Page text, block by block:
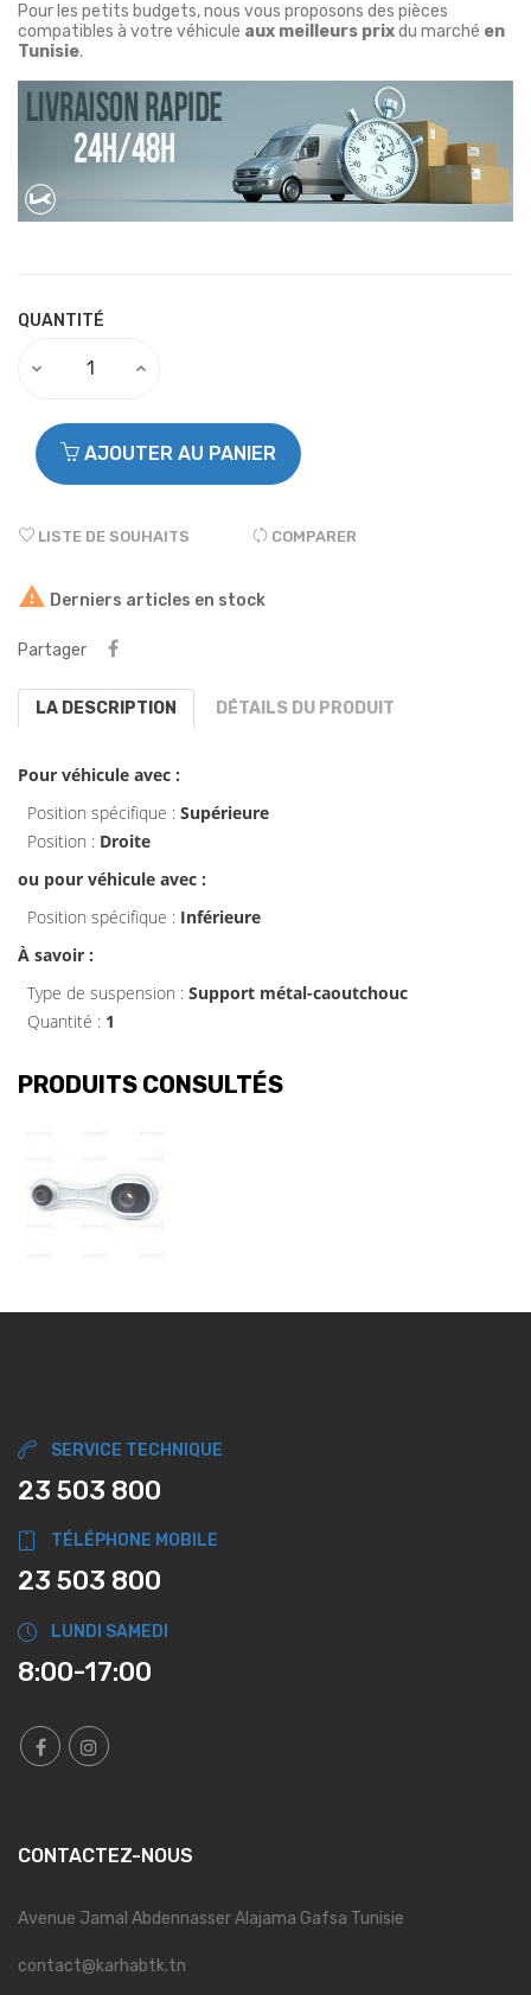
Pour les petits budgets, nous vous proposons des pièces
compatibles à votre véhicule aux meilleurs prixdu marché en
Tunisie.
QUANTITÉ
AJOUTER AU PANIER
LISTE DE SOUHAITS COMPARER
 Derniers articles en stock
Partager
LA DESCRIPTION DÉTAILS DU PRODUIT
Pour véhicule avec :
Position spécifique : Supérieure
Position : Droite
ou pour véhicule avec :
Position spécifique : Inférieure
À savoir :
Type de suspension : Support métal-caoutchouc
Quantité : 1
PRODUITS CONSULTÉS
SERVICE TECHNIQUE
23 503 800
TÉLÉPHONE MOBILE
23 503 800
LUNDI SAMEDI
8:00-17:00
CONTACTEZ-NOUS
Avenue Jamal Abdennasser Alajama Gafsa Tunisie
contact@karhabtk.tn